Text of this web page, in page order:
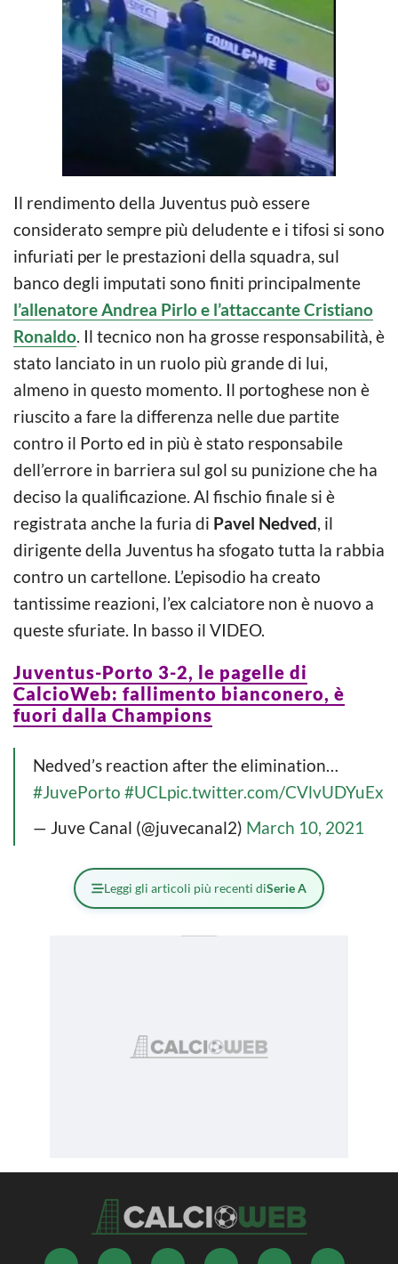
Il rendimento della Juventus può essere
considerato sempre più deludente e i tifosi si sono
infuriati per le prestazioni della squadra, sul
banco degli imputati sono finiti principalmente
l’allenatore Andrea Pirlo e l’attaccante Cristiano
Ronaldo. Il tecnico non ha grosse responsabilità, è
stato lanciato in un ruolo più grande di lui,
almeno in questo momento. Il portoghese non è
riuscito a fare la differenza nelle due partite
contro il Porto ed in più è stato responsabile
dell’errore in barriera sul gol su punizione che ha
deciso la qualificazione. Al fischio finale si è
registrata anche la furia di Pavel Nedved, il
dirigente della Juventus ha sfogato tutta la rabbia
contro un cartellone. L’episodio ha creato
tantissime reazioni, l’ex calciatore non è nuovo a
queste sfuriate. In basso il VIDEO.
Juventus-Porto 3-2, le pagelle di
CalcioWeb: fallimento bianconero, è
fuori dalla Champions
Nedved’s reaction after the elimination…
#JuvePorto #UCLpic.twitter.com/CVlvUDYuEx
— Juve Canal (@juvecanal2) March 10, 2021
Leggi gli articoli più recenti diSerie A